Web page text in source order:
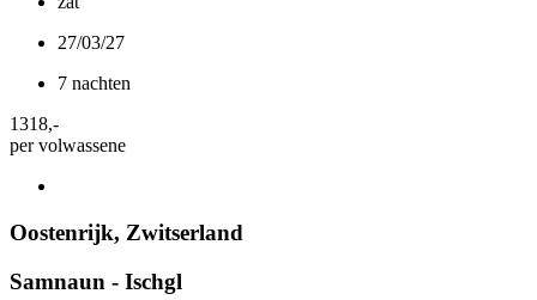
27/03/27
7 nachten
1318,-
per volwassene
Oostenrijk, Zwitserland
Samnaun - Ischgl